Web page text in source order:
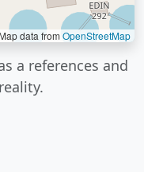
Map data from OpenStreetMap
a references and